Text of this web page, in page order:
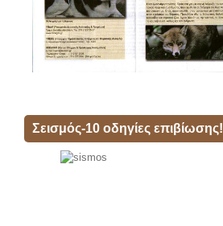
Σεισμός-10 οδηγίες επιβίωσης!